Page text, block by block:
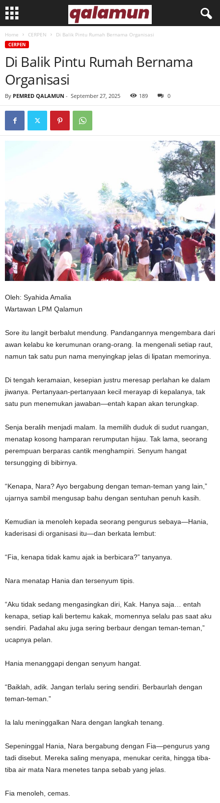
q
Home CERPEN Di Balik Pintu Rumah Bernama Organisasi
CERPEN
Di Balik Pintu Rumah Bernama
Organisasi
By PEMRED QALAMUN - September 27, 2025 189 0
Oleh: Syahida Amalia
Wartawan LPM Qalamun
Sore itu langit berbalut mendung. Pandangannya mengembara dari
awan kelabu ke kerumunan orang-orang. Ia mengenali setiap raut,
namun tak satu pun nama menyingkap jelas di lipatan memorinya.
Di tengah keramaian, kesepian justru meresap perlahan ke dalam
jiwanya. Pertanyaan-pertanyaan kecil merayap di kepalanya, tak
satu pun menemukan jawaban—entah kapan akan terungkap.
Senja beralih menjadi malam. Ia memilih duduk di sudut ruangan,
menatap kosong hamparan rerumputan hijau. Tak lama, seorang
perempuan berparas cantik menghampiri. Senyum hangat
tersungging di bibirnya.
“Kenapa, Nara? Ayo bergabung dengan teman-teman yang lain,”
ujarnya sambil mengusap bahu dengan sentuhan penuh kasih.
Kemudian ia menoleh kepada seorang pengurus sebaya—Hania,
kaderisasi di organisasi itu—dan berkata lembut:
“Fia, kenapa tidak kamu ajak ia berbicara?” tanyanya.
Nara menatap Hania dan tersenyum tipis.
“Aku tidak sedang mengasingkan diri, Kak. Hanya saja… entah
kenapa, setiap kali bertemu kakak, momennya selalu pas saat aku
sendiri. Padahal aku juga sering berbaur dengan teman-teman,”
ucapnya pelan.
Hania menanggapi dengan senyum hangat.
“Baiklah, adik. Jangan terlalu sering sendiri. Berbaurlah dengan
teman-teman.”
Ia lalu meninggalkan Nara dengan langkah tenang.
Sepeninggal Hania, Nara bergabung dengan Fia—pengurus yang
tadi disebut. Mereka saling menyapa, menukar cerita, hingga tiba-
tiba air mata Nara menetes tanpa sebab yang jelas.
Fia menoleh, cemas.